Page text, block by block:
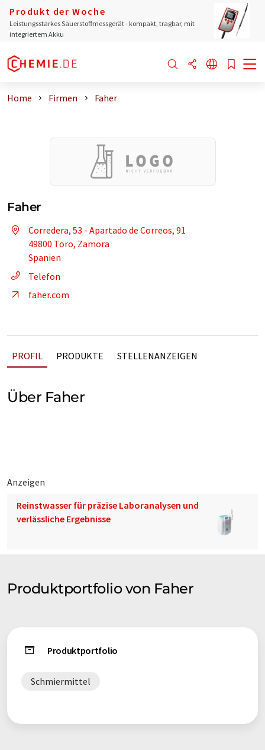
Produkt der Woche
Leistungsstarkes Sauerstoffmessgerät - kompakt, tragbar, mit
integriertem Akku
Home Firmen Faher
Faher
Corredera, 53 - Apartado de Correos, 91
49800 Toro, Zamora
Spanien
Telefon
faher.com
PROFIL PRODUKTE STELLENANZEIGEN
Über Faher
Anzeigen
Reinstwasser für präzise Laboranalysen und
verlässliche Ergebnisse
Produktportfolio von Faher
Produktportfolio
Schmiermittel